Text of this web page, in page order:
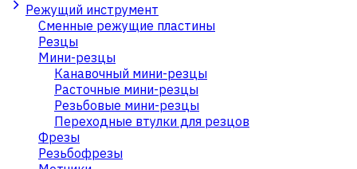
Режущий инструмент
Сменные режущие пластины
Резцы
Мини-резцы
Канавочный мини-резцы
Расточные мини-резцы
Резьбовые мини-резцы
Переходные втулки для резцов
Фрезы
Резьбофрезы